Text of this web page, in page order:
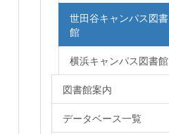
世田谷キャンパス図書
館
横浜キャンパス図書館
図書館案内
データベース一覧